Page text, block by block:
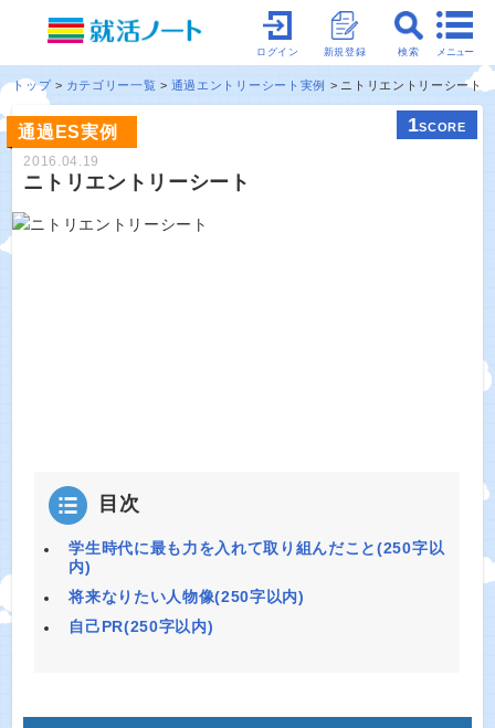
メニュー
検索
新規登録
ログイン
トップ カテゴリー一覧 通過エントリーシート実例 ニトリエントリーシート
通過ES実例 1SCORE
2016.04.19
ニトリエントリーシート
目次
学生時代に最も力を入れて取り組んだこと(250字以
内)
将来なりたい人物像(250字以内)
自己PR(250字以内)